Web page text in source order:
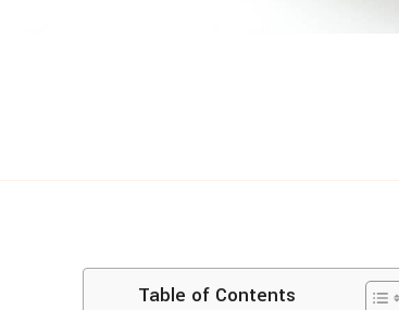
Table of Contents